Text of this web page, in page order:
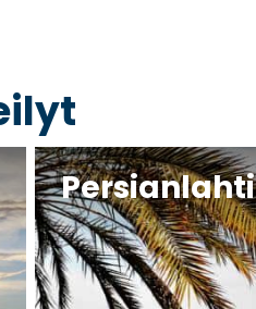
Persianlahti